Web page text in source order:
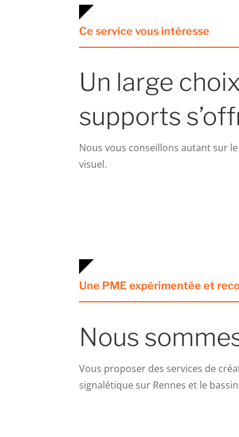
Ce service vous intéresse
Un large
supports
Nous vous conseillons autant sur
visuel.
Une PME expérimentée et
Nous
Vous proposer des services de
signalétique sur Rennes et le